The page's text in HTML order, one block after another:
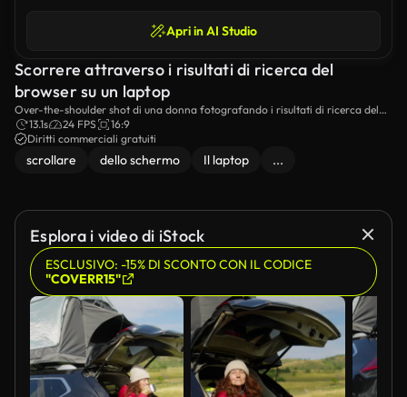
Apri in AI Studio
Scorrere attraverso i risultati di ricerca del
browser su un laptop
Over-the-shoulder shot di una donna fotografando i risultati di ricerca del
browser su uno schermo del laptop con il suo smartphone.
13.1s 24 FPS
16:9
Diritti commerciali gratuiti
scrollare dello schermo Il laptop ...
Esplora i video di iStock
ESCLUSIVO: -15% DI SCONTO CON IL CODICE
"COVERR15"